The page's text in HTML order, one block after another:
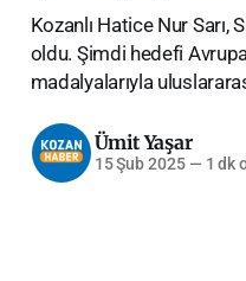
Kozanlı Hatice Nur Sarı,
oldu. Şimdi hedefi
madalyalarıyla
Ümit Yaşar
15 Şub 2025 — 1 dk